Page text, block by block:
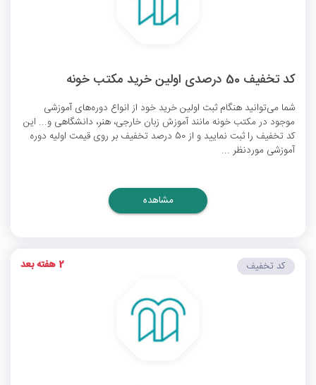
کد تخفیف 50 درصدی اولین خرید مکتب خونه
شما می‌توانید هنگام ثبت اولین خرید خود از انواع دوره‌های آموزشی
موجود در مکتب خونه مانند آموزش زبان خارجی، هنر، دانشگاهی و... این
کد تخفیف را ثبت نمایید و از 50 درصد تخفیف بر روی قیمت اولیه دوره
آموزشی موردنظر ...
مشاهده
کد تخفیف 2 هفته بعد